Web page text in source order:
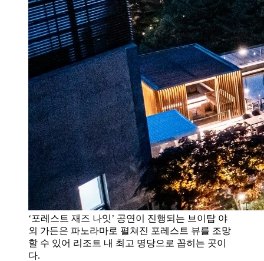
‘포레스트 재즈 나잇’ 공연이 진행되는 브이탑 야
외 가든은 파노라마로 펼쳐진 포레스트 뷰를 조망
할 수 있어 리조트 내 최고 명당으로 꼽히는 곳이
다.